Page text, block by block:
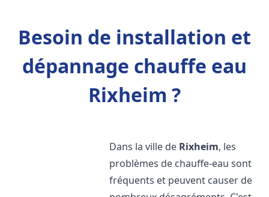
Besoin de installation et
dépannage chauffe eau
Rixheim ?
Dans la ville de Rixheim, les
problèmes de chauffe-eau sont
fréquents et peuvent causer de